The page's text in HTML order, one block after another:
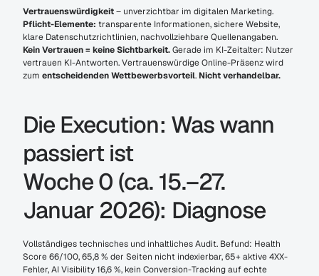
Vertrauenswürdigkeit
Pflicht-Elemente: transparente Informationen, sichere Website,
Kein Vertrauen = keine Sichtbarkeit. Gerade im KI-Zeitalter: Nutzer
vertrauen KI-Antworten. Vertrauenswürdige Online-Präsenz wird
zum entscheidenden Wettbewerbsvorteil. Nicht verhandelbar.
Die Execution: Was wann
passiert ist
Woche 0 (ca. 15.–27.
Januar 2026): Diagnose
Vollständiges technisches und inhaltliches Audit. Befund: Health
Score 66/100, 65,8 % der Seiten nicht indexierbar, 65+ aktive 4XX-
Fehler, AI Visibility 16,6 %, kein Conversion-Tracking auf echte